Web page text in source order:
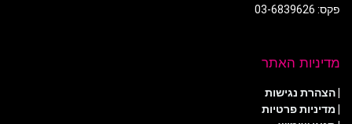
פקס: 03-6839626
מדיניות האתר
הצהרת נגישות
מדיניות פרטיות